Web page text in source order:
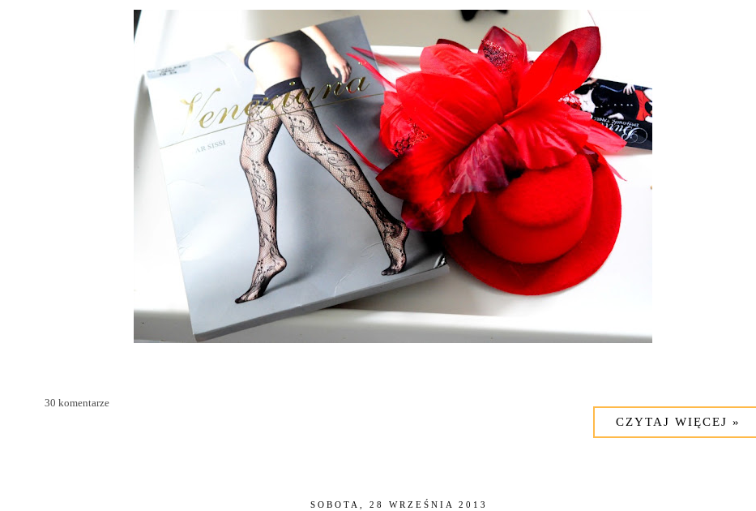
CZYTAJ WIĘCEJ »
30 komentarze
SOBOTA, 28 WRZEŚNIA 2013